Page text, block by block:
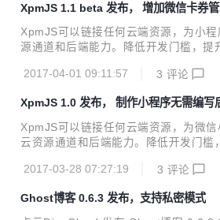
用 Golang 编写，以一个命令行工具的
适合用于开发业务系统、网站/APP
建低代码平台等。 YAO 采用 flow-
XpmJS 1.1 beta 发布， 增加微信卡券管
XpmJS可以链接任何云端资源，为小
源通道和后端能力。降低开发门槛，提
微信支付、云端数据表格、文件存储等
的任何后端语言，用 Javascript 即可搞
不用！ 一、新特性 XpmJS Server 升
券管理后台 修复前后端 BUG 小程序
力，小...
2017-04-01 09:11:57 3 评论
XpmJS 1.0 发布， 制作小程序无需编写
XpmJS可以链接任何云端资源，为微
云资源通道和后端能力。降低开发门槛
信、微信支付、云端数据表格、文件存
在内的任何后端语言，用 Javascript 即
也不用！ 经过2个多月的公测，正式发
2017-03-28 07:27:19 3 评论
Ghost博客 0.6.3 发布，支持私密模式